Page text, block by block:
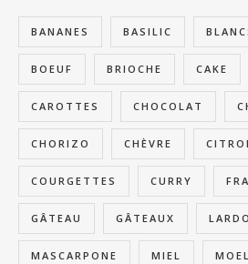
BANANES BASILIC
BOEUF BRIOCHE CAKE
CAROTTES CHOCOLAT
CHORIZO CHÈVRE
COURGETTES CURRY
GÂTEAU GÂTEAUX
MASCARPONE MIEL